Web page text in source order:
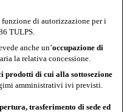
funzione di autorizzazione per i
TULPS.
anche un’occupazione di
la relativa concessione.
prodotti di cui alla sottosezione
amministrativi ivi previsti.
trasferimento di sede ed